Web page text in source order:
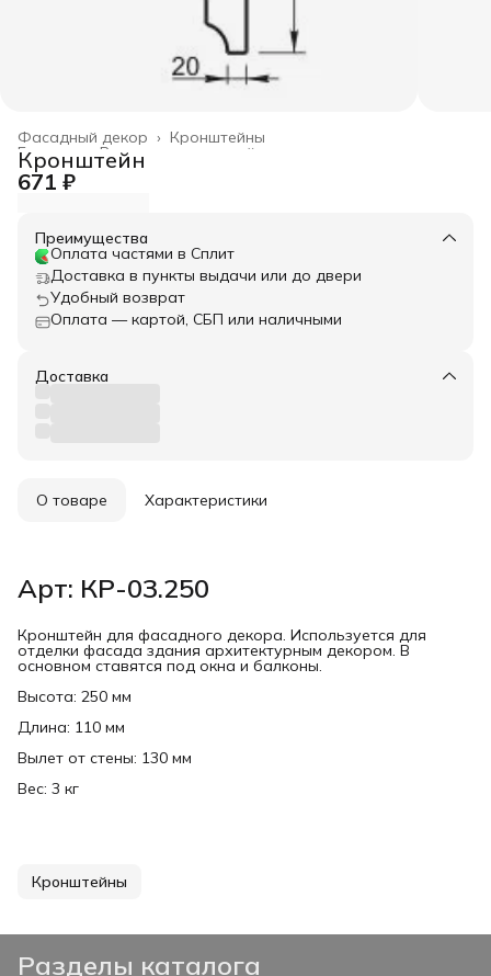
Кронштейны
Фасадный декор ›
Весь архитектурный декор
Главная ›
Кронштейн
671 ₽
Преимущества
Оплата частями в Сплит
Доставка в пункты выдачи или до двери
Удобный возврат
Оплата — картой, СБП или наличными
Доставка
О товаре Характеристики
Арт: КР-03.250
Кронштейн для фасадного декора. Используется для
отделки фасада здания архитектурным декором. В
основном ставятся под окна и балконы.
Высота: 250 мм
Длина: 110 мм
Вылет от стены: 130 мм
Вес: 3 кг
Кронштейны
Разделы каталога